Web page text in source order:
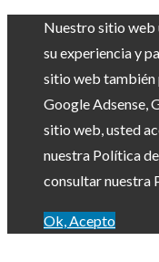
Nuestro sitio web
su experiencia y
sitio web también
Google Adsense,
sitio web, usted
nuestra Política
consultar nuestra
Ok, Acepto